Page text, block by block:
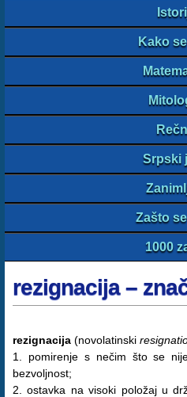
Kako
Srpski
Zašto
1000
rezignacija –
rezignacija (novolatinski
1. pomirenje s nečim što se
bezvoljnost;
2. ostavka na visoki položaj u